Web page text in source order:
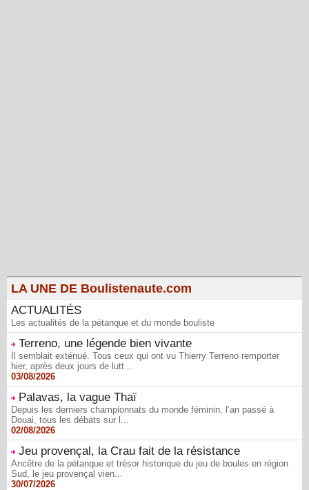
LA UNE DE Boulistenaute.com
ACTUALITÉS
Les actualités de la pétanque et du monde bouliste
Terreno, une légende bien vivante
Il semblait exténué. Tous ceux qui ont vu Thierry Terreno remporter
hier, après deux jours de lutt...
03/08/2026
Palavas, la vague Thaï
Depuis les derniers championnats du monde féminin, l’an passé à
Douai, tous les débats sur l...
02/08/2026
Jeu provençal, la Crau fait de la résistance
Ancêtre de la pétanque et trésor historique du jeu de boules en région
Sud, le jeu provençal vien...
30/07/2026